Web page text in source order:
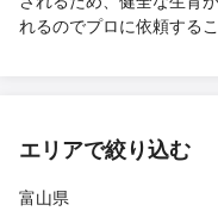
れるのでプロに依頼する
エリアで絞り込む
富山県